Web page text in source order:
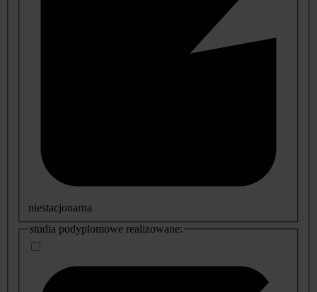
niestacjonarna
studia podyplomowe realizowane: